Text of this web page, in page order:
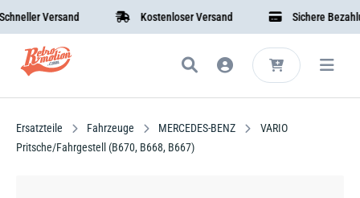
Versand Kostenloser Versand Sichere Bezahlung
Ersatzteile Fahrzeuge MERCEDES-BENZ
VARIO
Pritsche/Fahrgestell (B670, B668, B667)